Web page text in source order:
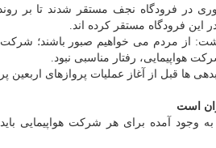
در فرودگاه نجف مستقر شدند تا بر روند
این فرودگاه مستقر كرده اند.
از مردم می خواهیم صبور باشند؛ شركت
هواپیمایی، رفتار مناسبی نبود.
ها قبل از آغاز عملیات پروازهای
است
وجود آمده برای هر شركت هواپیمایی